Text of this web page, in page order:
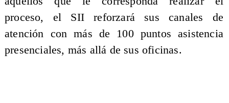
proceso, el SII reforzará sus canales de
atención con más de 100 puntos asistencia
presenciales, más allá de sus oficinas.